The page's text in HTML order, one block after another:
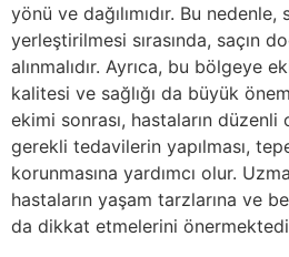
yönü ve dağılımıdır. Bu
yerleştirilmesi sırasında, saçın
alınmalıdır. Ayrıca, bu bölgeye
kalitesi ve sağlığı da büyük
ekimi sonrası, hastaların
gerekli tedavilerin yapılması,
korunmasına yardımcı olur.
hastaların yaşam tarzlarına ve
da dikkat etmelerini